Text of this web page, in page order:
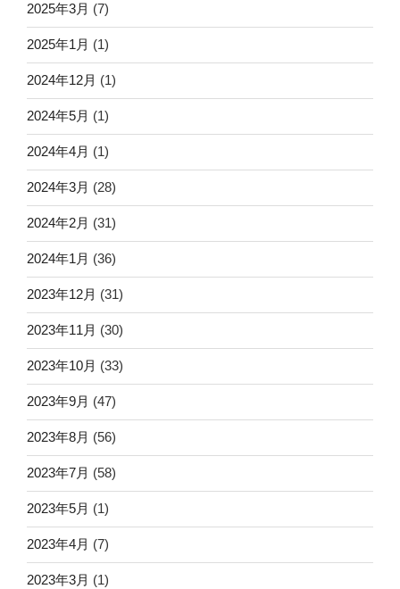
2025年3月 (7)
2025年1月 (1)
2024年12月 (1)
2024年5月 (1)
2024年4月 (1)
2024年3月 (28)
2024年2月 (31)
2024年1月 (36)
2023年12月 (31)
2023年11月 (30)
2023年10月 (33)
2023年9月 (47)
2023年8月 (56)
2023年7月 (58)
2023年5月 (1)
2023年4月 (7)
2023年3月 (1)